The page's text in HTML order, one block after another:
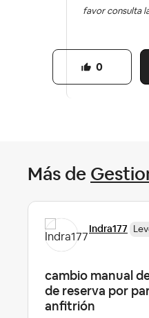
favor consulta
0
Más de
Indra177
cambio manual
de reserva por
anfitrión